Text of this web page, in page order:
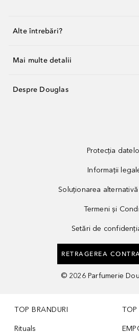
Alte întrebări?
Mai multe detalii
Despre Douglas
Protecția
Informații
Soluționarea
Termeni și
Setări de
RETRAGEREA
© 2026 Parfumerie
TOP BRANDURI
Rituals
TOP